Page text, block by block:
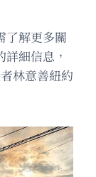
了解更多關
細信息，
林意善紐約